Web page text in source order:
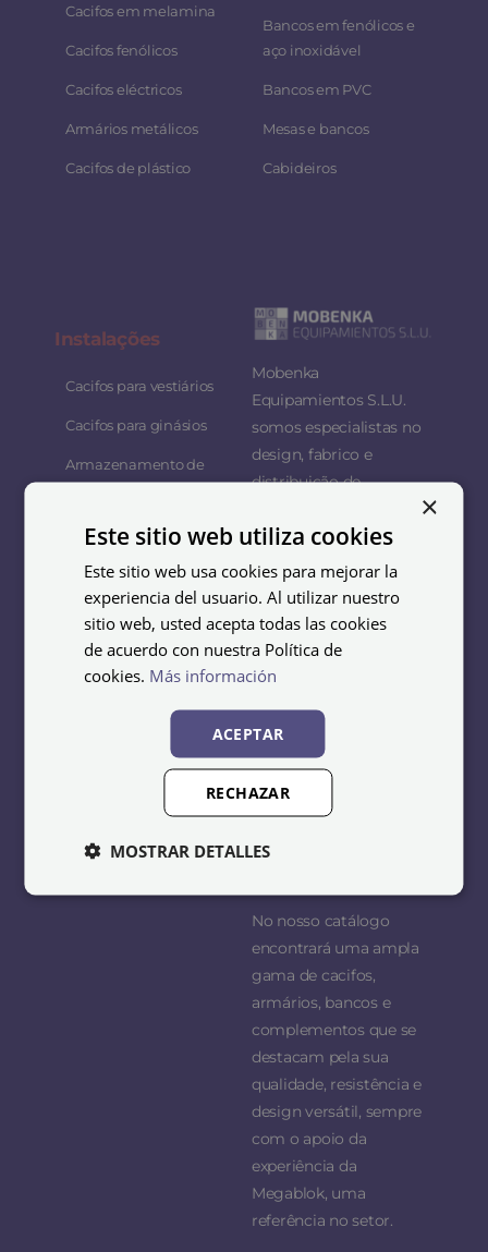
Cacifos em melamina
Cacifos fenólicos
Cacifos eléctricos
Armários metálicos
Cacifos de plástico
Bancos em fenólicos e
aço inoxidável
Bancos em PVC
Mesas e bancos
Cabideiros
Instalações
Cacifos para vestiários
Cacifos para ginásios
Armazenamento de
Cacifos para escritórios
Cacifos industriais
Cacifos para
supermercado
Cacifos escolares
Lavandaria e limpeza
Mobenka
Equipamientos S.L.U.
somos especialistas no
design, fabrico e
distribuição de
mobiliário metálico para
empresas, organizações
e coletividades.
O nosso objetivo é
oferecer soluções
funcionais e duradouras
que se adaptem às
necessidades de cada
cliente, equipando
balneários, escritórios,
ginásios, hotéis,
educativos e todo o tipo
No nosso catálogo
encontrará uma ampla
gama de cacifos,
armários, bancos e
complementos que se
destacam pela sua
qualidade, resistência e
design versátil, sempre
com o apoio da
experiência da
Megablok, uma
referência no setor.
×
Este sitio web utiliza cookies
Este sitio web usa cookies para mejorar la
experiencia del usuario. Al utilizar nuestro
sitio web, usted acepta todas las cookies
de acuerdo con nuestra Política de
cookies. Más información
ACEPTAR
RECHAZAR
MOSTRAR DETALLES